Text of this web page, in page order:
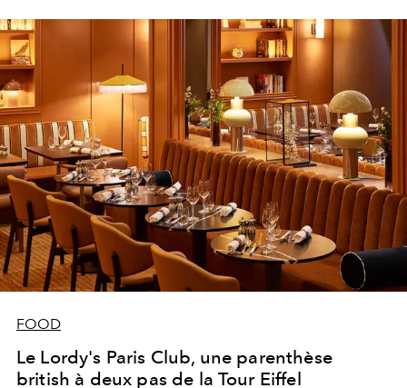
FOOD
Le Lordy's Paris Club, une parenthèse
british à deux pas de la Tour Eiffel